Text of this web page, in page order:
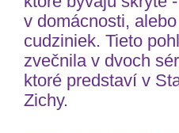
v domácnosti,
cudziniek. Tieto
zvečnila v dvoch
ktoré predstaví v
Zichy.